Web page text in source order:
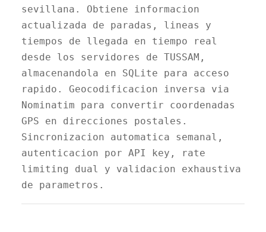
sevillana. Obtiene informacion
actualizada de paradas, lineas y
tiempos de llegada en tiempo real
desde los servidores de TUSSAM,
almacenandola en SQLite para acceso
rapido. Geocodificacion inversa via
Nominatim para convertir coordenadas
GPS en direcciones postales.
Sincronizacion automatica semanal,
autenticacion por API key, rate
limiting dual y validacion exhaustiva
de parametros.